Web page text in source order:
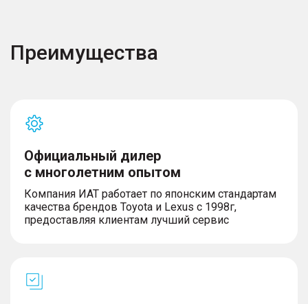
Преимущества
Официальный дилер
с многолетним опытом
Компания ИАТ работает по японским стандартам
качества брендов Toyota и Lexus с 1998г,
предоставляя клиентам лучший сервис